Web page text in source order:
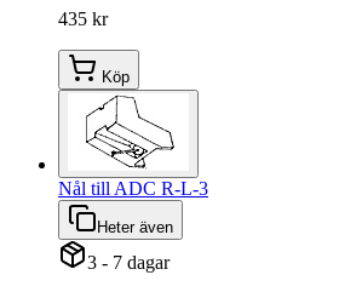
435 kr
Köp
Nål till ADC R-L-3
Heter även
3 - 7 dagar